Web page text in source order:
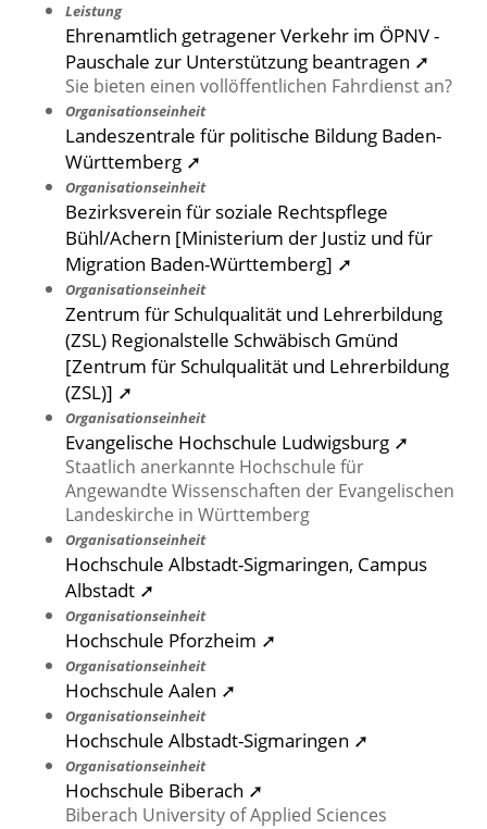
Leistung
Ehrenamtlich getragener Verkehr im ÖPNV -
Pauschale zur Unterstützung beantragen ➚
Sie bieten einen vollöffentlichen Fahrdienst an?
Organisationseinheit
Landeszentrale für politische Bildung Baden-
Württemberg ➚
Organisationseinheit
Bezirksverein für soziale Rechtspflege
Bühl/Achern [Ministerium der Justiz und für
Migration Baden-Württemberg] ➚
Organisationseinheit
Zentrum für Schulqualität und Lehrerbildung
(ZSL) Regionalstelle Schwäbisch Gmünd
[Zentrum für Schulqualität und Lehrerbildung
(ZSL)] ➚
Organisationseinheit
Evangelische Hochschule Ludwigsburg ➚
Staatlich anerkannte Hochschule für
Angewandte Wissenschaften der Evangelischen
Landeskirche in Württemberg
Organisationseinheit
Hochschule Albstadt-Sigmaringen, Campus
Albstadt ➚
Organisationseinheit
Hochschule Pforzheim ➚
Organisationseinheit
Hochschule Aalen ➚
Organisationseinheit
Hochschule Albstadt-Sigmaringen ➚
Organisationseinheit
Hochschule Biberach ➚
Biberach University of Applied Sciences